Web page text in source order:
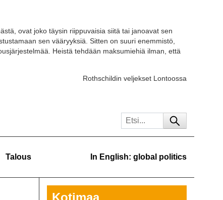
ovat joko täysin riippuvaisia siitä tai janoavat sen
sen vääryyksiä. Sitten on suuri enemmistö,
Heistä tehdään maksumiehiä ilman, että
Rothschildin veljekset Lontoossa
Talous In English: global politics
Kotimaa